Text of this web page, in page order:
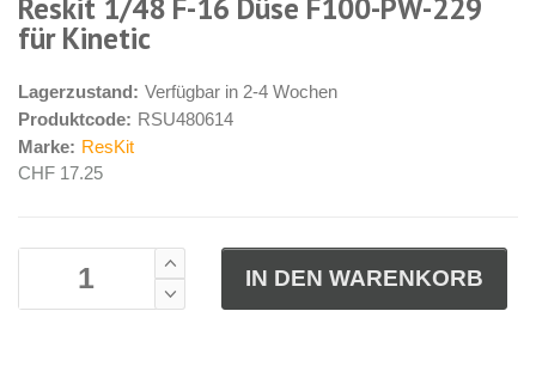
Reskit 1/48 F-16 Düse F100-PW-229
für Kinetic
Lagerzustand: Verfügbar in 2-4 Wochen
Produktcode: RSU480614
Marke: ResKit
CHF 17.25